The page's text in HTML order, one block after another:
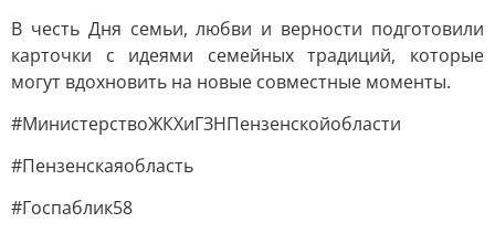
В честь Дня семьи, любви и верности подготовили
карточки с идеями семейных традиций, которые
могут вдохновить на новые совместные моменты.
#МинистерствоЖКХиГЗНПензенскойобласти
#Пензенскаяобласть
#Госпаблик58